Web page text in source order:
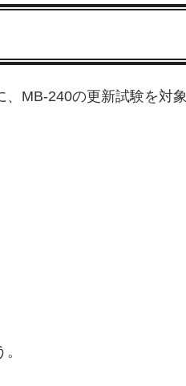
MB-240の更新試験を対